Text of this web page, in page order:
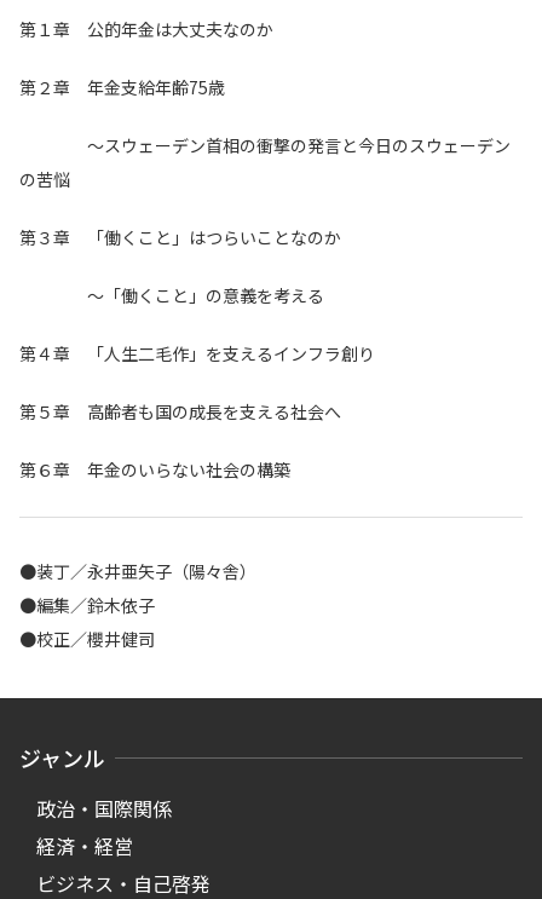
第１章 公的年金は大丈夫なのか
第２章 年金支給年齢75歳
～スウェーデン首相の衝撃の発言と今日のスウェーデン
の苦悩
第３章 「働くこと」はつらいことなのか
～「働くこと」の意義を考える
第４章 「人生二毛作」を支えるインフラ創り
第５章 高齢者も国の成長を支える社会へ
第６章 年金のいらない社会の構築
●装丁／永井亜矢子（陽々舎）
●編集／鈴木依子
●校正／櫻井健司
ジャンル
政治・国際関係
経済・経営
ビジネス・自己啓発